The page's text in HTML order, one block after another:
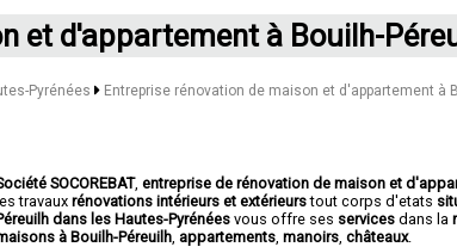
et d'appartement à Bouilh-
Pyrénées Entreprise rénovation de maison et d'appartement à
SOCOREBAT,entreprise de rénovation de maison et
les travauxrénovations intérieurs et extérieurstout corps d'etats
dans les Hautes-Pyrénéesvous offre ses services dans la
à Bouilh-Péreuilh appartements ,manoirs ,châteaux.